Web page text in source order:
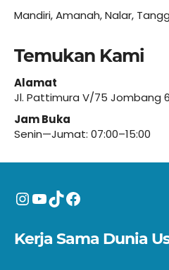
Mandiri, Amanah, Nalar,
Temukan Kami
Alamat
Jl. Pattimura V/75 Jombang
Jam Buka
Senin—Jumat: 07:00–15:00
Instagram
YouTube
TikTokFacebook
Kerja Sama Dunia